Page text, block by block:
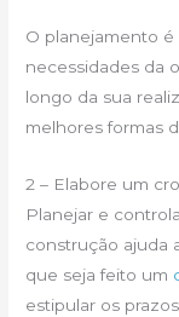
O planejamento
necessidades da
longo da sua
melhores formas
2 – Elabore um
Planejar e
construção ajuda
que seja feito um
estipular os